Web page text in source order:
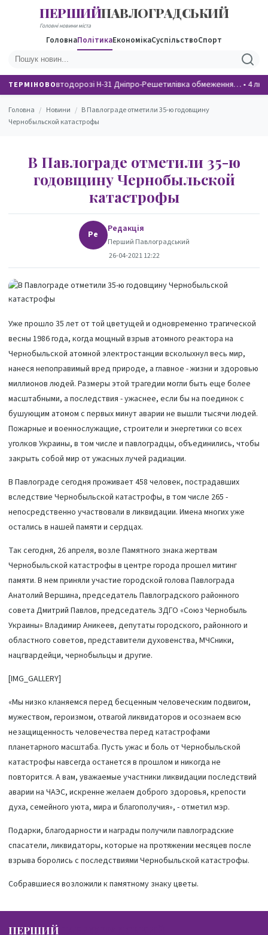
ПЕРШИЙПАВЛОГРАДСЬКИЙ
Головні новини міста
ГоловнаПолітикаЕкономікаСуспільствоСпорт
ТЕРМІНОВОНа автодорозі Н-31 Дніпро-Решетилівка обмеження… • 4
Головна / Новини / В Павлограде отметили 35-ю годовщину
Чернобыльской катастрофы
В Павлограде отметили 35-ю
годовщину Чернобыльской
катастрофы
Ре Редакція
Перший Павлоградський
26-04-2021 12:22
Уже прошло 35 лет от той цветущей и одновременно трагической
весны 1986 года, когда мощный взрыв атомного реактора на
Чернобыльской атомной электростанции всколыхнул весь мир,
нанеся непоправимый вред природе, а главное - жизни и здоровью
миллионов людей. Размеры этой трагедии могли быть еще более
масштабными, а последствия - ужаснее, если бы на поединок с
бушующим атомом с первых минут аварии не вышли тысячи людей.
Пожарные и военнослужащие, строители и энергетики со всех
уголков Украины, в том числе и павлоградцы, объединились, чтобы
закрыть собой мир от ужасных лучей радиации.
В Павлограде сегодня проживает 458 человек, пострадавших
вследствие Чернобыльской катастрофы, в том числе 265 -
непосредственно участвовали в ликвидации. Имена многих уже
остались в нашей памяти и сердцах.
Так сегодня, 26 апреля, возле Памятного знака жертвам
Чернобыльской катастрофы в центре города прошел митинг
памяти. В нем приняли участие городской голова Павлограда
Анатолий Вершина, председатель Павлоградского районного
совета Дмитрий Павлов, председатель ЗДГО «Союз Чернобыль
Украины» Владимир Аникеев, депутаты городского, районного и
областного советов, представители духовенства, МЧСники,
нацгвардейци, чернобыльцы и другие.
[IMG_GALLERY]
«Мы низко кланяемся перед бесценным человеческим подвигом,
мужеством, героизмом, отвагой ликвидаторов и осознаем всю
незащищенность человечества перед катастрофами
планетарного масштаба. Пусть ужас и боль от Чернобыльской
катастрофы навсегда останется в прошлом и никогда не
повторится. А вам, уважаемые участники ликвидации последствий
аварии на ЧАЭС, искренне желаем доброго здоровья, крепости
духа, семейного уюта, мира и благополучия», - отметил мэр.
Подарки, благодарности и награды получили павлоградские
спасатели, ликвидаторы, которые на протяжении месяцев после
взрыва боролись с последствиями Чернобыльской катастрофы.
Собравшиеся возложили к памятному знаку цветы.
ПЕРШИЙ